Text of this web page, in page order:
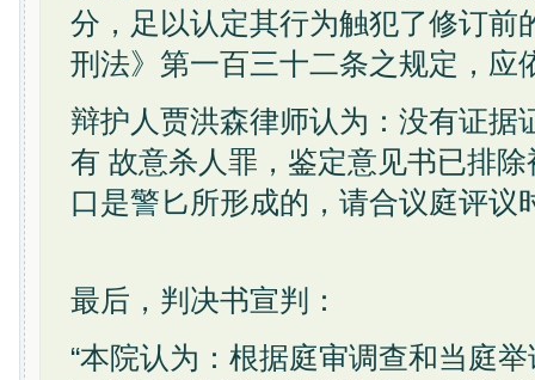
分，足以认定其行为触犯了修订前
刑法》第一百三十二条之规定，应
辩护人贾洪森律师认为：没有证据
有 故意杀人罪，鉴定意见书已排
口是警匕所形成的，请合议庭评议
最后，判决书宣判：
“本院认为：根据庭审调查和当庭